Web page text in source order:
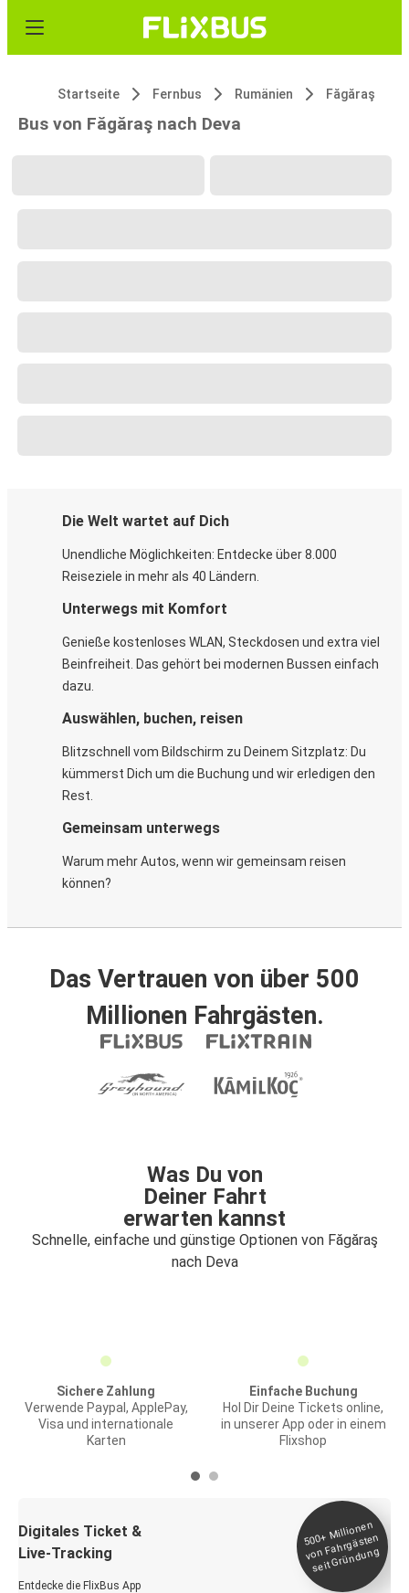
Startseite Fernbus Rumänien Făgăraş
Bus von Făgăraş nach Deva
Die Welt wartet auf Dich
Unendliche Möglichkeiten: Entdecke über 8.000
Reiseziele in mehr als 40 Ländern.
Unterwegs mit Komfort
Genieße kostenloses WLAN, Steckdosen und extra viel
Beinfreiheit. Das gehört bei modernen Bussen einfach
dazu.
Auswählen, buchen, reisen
Blitzschnell vom Bildschirm zu Deinem Sitzplatz: Du
kümmerst Dich um die Buchung und wir erledigen den
Rest.
Gemeinsam unterwegs
Warum mehr Autos, wenn wir gemeinsam reisen
können?
Das Vertrauen von über 500
Millionen Fahrgästen.
Was Du von
Deiner Fahrt
erwarten kannst
Schnelle, einfache und günstige Optionen von Făgăraş
nach Deva
Sichere Zahlung
Verwende Paypal, ApplePay,
Visa und internationale
Karten
Einfache Buchung
Hol Dir Deine Tickets online,
in unserer App oder in einem
Flixshop
Digitales Ticket &
Live-Tracking
Entdecke die FlixBus App
500+
Millionen
von Fahrgästen
seit
Gründung